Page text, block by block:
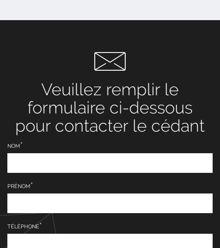
Veuillez remplir le
formulaire ci-dessous
pour contacter le cédant
NOM
PRÉNOM
TÉLÉPHONE